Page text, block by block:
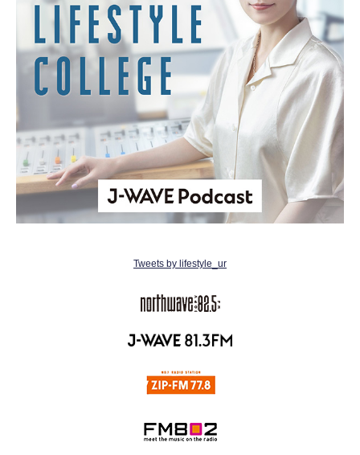
Tweets by lifestyle_ur